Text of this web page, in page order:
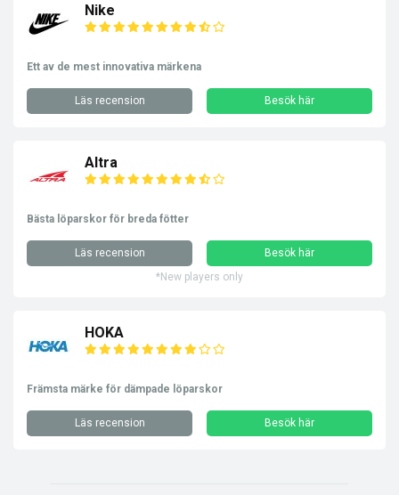
Nike
Ett av de mest innovativa märkena
Läs recension Besök här
Altra
Bästa löparskor för breda fötter
Läs recension
Besök här
*New players only
HOKA
Främsta märke för dämpade löparskor
Läs recension Besök här